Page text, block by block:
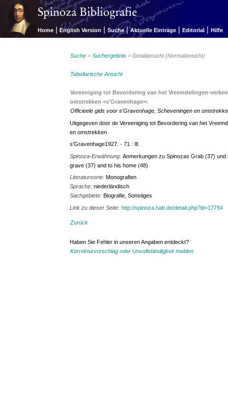
Home | English Version | Suche | Aktuelle Einträge | Editorial | Hilfe
Suche >Suchergebnis > Detailansicht (Normalansicht)
Tabellarische Ansicht
Vereeniging tot Bevordering van het Vreemdelingen-
omstrekken <s'Gravenhage>:
Officieele gids voor s'Gravenhage, Scheveningen en
Uitgegeven door de Vereeniging tot Bevordering van het
en omstrekken
s'Gravenhage1927. - 71 : Ill.
Spinoza-Erwähnung:Anmerkungen zu Spinozas Grab (37)
grave (37) and to his home (48)
Literatursorte:Monografien
Sprache:niederländisch
Sachgebiete:Biografie, Sonstiges
Link zu dieser Seite:http://spinoza.hab.de/detail.php?id=17784
Zurück
Haben Sie Fehler in unseren Angaben entdeckt?
Korrekturvorschlag oder Unvollständigkeit melden